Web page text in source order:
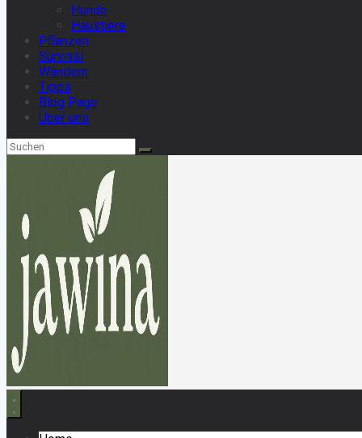
Hunde
Haustiere
Pflanzen
Survival
Wandern
Tipps
Blog Page
Über uns